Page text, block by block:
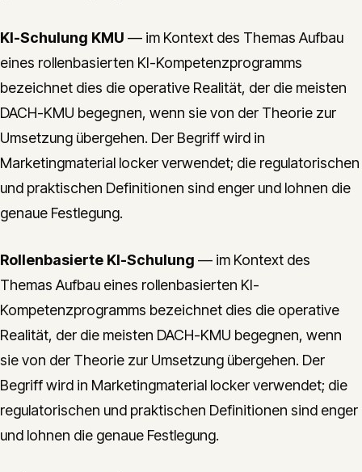
KI-Schulung KMU — im Kontext des Themas Aufbau
eines rollenbasierten KI-Kompetenzprogramms
bezeichnet dies die operative Realität, der die meisten
DACH-KMU begegnen, wenn sie von der Theorie zur
Umsetzung übergehen. Der Begriff wird in
Marketingmaterial locker verwendet; die regulatorischen
und praktischen Definitionen sind enger und lohnen die
genaue Festlegung.
Rollenbasierte KI-Schulung — im Kontext des
Themas Aufbau eines rollenbasierten KI-
Kompetenzprogramms bezeichnet dies die operative
Realität, der die meisten DACH-KMU begegnen, wenn
sie von der Theorie zur Umsetzung übergehen. Der
Begriff wird in Marketingmaterial locker verwendet; die
regulatorischen und praktischen Definitionen sind enger
und lohnen die genaue Festlegung.